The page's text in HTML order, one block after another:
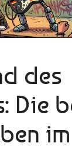
des
Die
im